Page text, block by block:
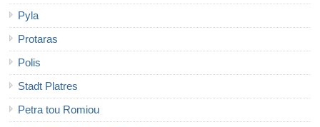
Pyla
Protaras
Polis
Stadt Platres
Petra tou Romiou